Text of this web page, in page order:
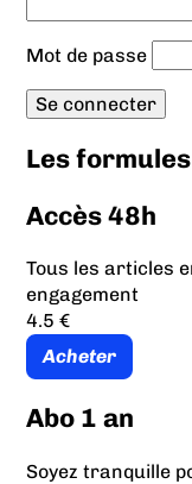
Mot de passe
Les
Accès 48h
Tous les articles
engagement
4.5 €
Acheter
Abo 1 an
Soyez tranquille